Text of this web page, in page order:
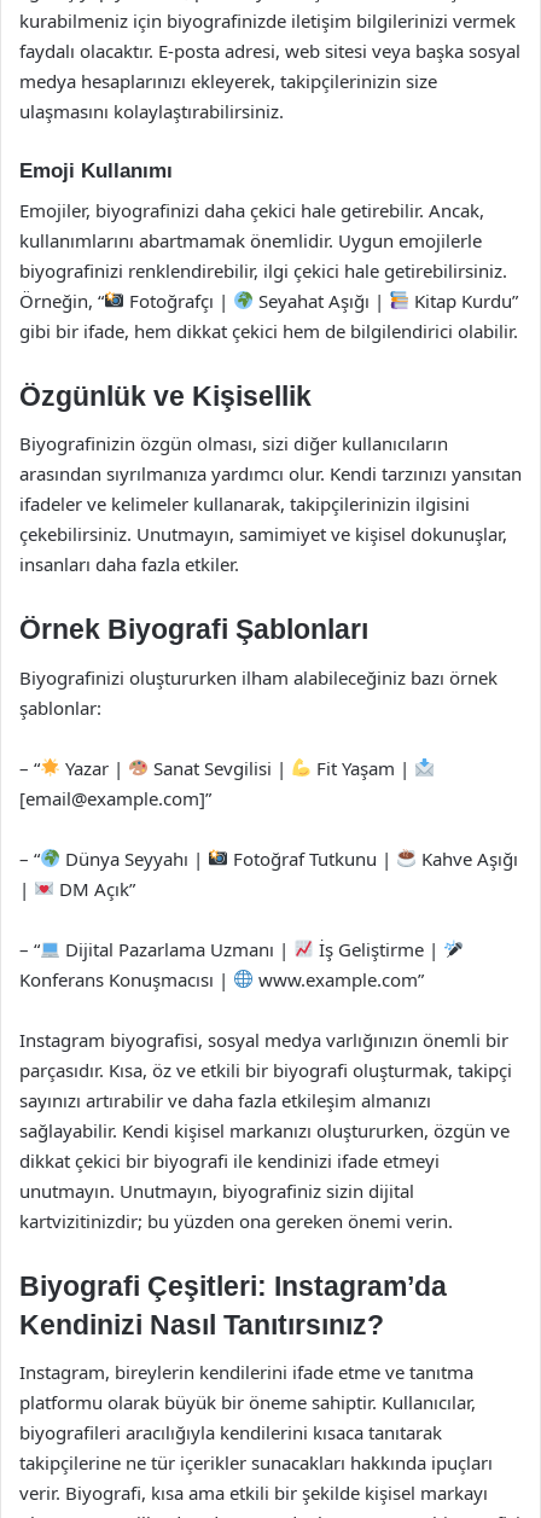
kurabilmeniz için biyografinizde iletişim bilgilerinizi vermek
faydalı olacaktır. E-posta adresi, web sitesi veya başka sosyal
medya hesaplarınızı ekleyerek, takipçilerinizin size
ulaşmasını kolaylaştırabilirsiniz.
Emoji Kullanımı
Emojiler, biyografinizi daha çekici hale getirebilir. Ancak,
kullanımlarını abartmamak önemlidir. Uygun emojilerle
biyografinizi renklendirebilir, ilgi çekici hale getirebilirsiniz.
Örneğin, “
Fotoğrafçı | Seyahat Aşığı |
Kitap Kurdu”
gibi bir ifade, hem dikkat çekici hem de bilgilendirici olabilir.
Özgünlük ve Kişisellik
Biyografinizin özgün olması, sizi diğer kullanıcıların
arasından sıyrılmanıza yardımcı olur. Kendi tarzınızı yansıtan
ifadeler ve kelimeler kullanarak, takipçilerinizin ilgisini
çekebilirsiniz. Unutmayın, samimiyet ve kişisel dokunuşlar,
insanları daha fazla etkiler.
Örnek Biyografi Şablonları
Biyografinizi oluştururken ilham alabileceğiniz bazı örnek
şablonlar:
– “ Yazar | Sanat Sevgilisi |
Fit Yaşam |
[email@example.com]”
– “ Dünya Seyyahı | Fotoğraf Tutkunu |
Kahve Aşığı
|
DM Açık”
– “ Dijital Pazarlama Uzmanı |
İş Geliştirme |
Konferans Konuşmacısı |
www.example.com”
Instagram biyografisi, sosyal medya varlığınızın önemli bir
parçasıdır. Kısa, öz ve etkili bir biyografi oluşturmak, takipçi
sayınızı artırabilir ve daha fazla etkileşim almanızı
sağlayabilir. Kendi kişisel markanızı oluştururken, özgün ve
dikkat çekici bir biyografi ile kendinizi ifade etmeyi
unutmayın. Unutmayın, biyografiniz sizin dijital
kartvizitinizdir; bu yüzden ona gereken önemi verin.
Biyografi Çeşitleri: Instagram’da
Kendinizi Nasıl Tanıtırsınız?
Instagram, bireylerin kendilerini ifade etme ve tanıtma
platformu olarak büyük bir öneme sahiptir. Kullanıcılar,
biyografileri aracılığıyla kendilerini kısaca tanıtarak
takipçilerine ne tür içerikler sunacakları hakkında ipuçları
verir. Biyografi, kısa ama etkili bir şekilde kişisel markayı